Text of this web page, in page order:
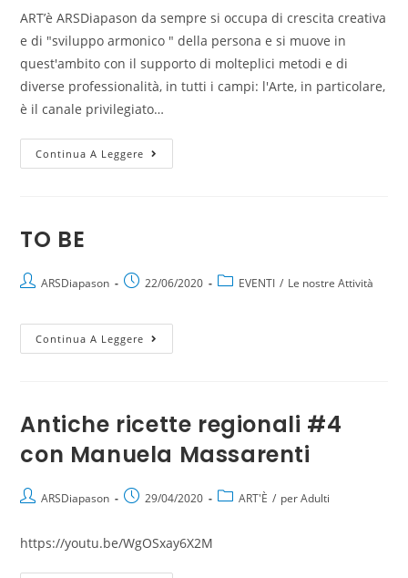
ART’è ARSDiapason da sempre si occupa di crescita creativa
e di "sviluppo armonico " della persona e si muove in
quest'ambito con il supporto di molteplici metodi e di
diverse professionalità, in tutti i campi: l'Arte, in particolare,
è il canale privilegiato…
Continua A Leggere
TO BE
ARSDiapason 22/06/2020 EVENTI / Le nostre Attività
Continua A Leggere
Antiche ricette regionali #4
con Manuela Massarenti
ARSDiapason 29/04/2020 ART'È / per Adulti
https://youtu.be/WgOSxay6X2M